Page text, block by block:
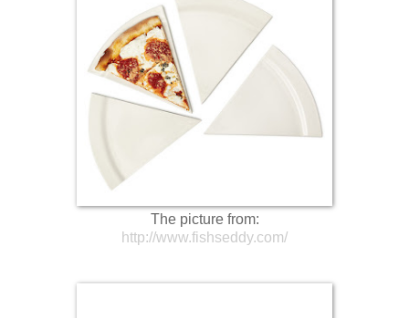
The picture from:
http://www.fishseddy.com/